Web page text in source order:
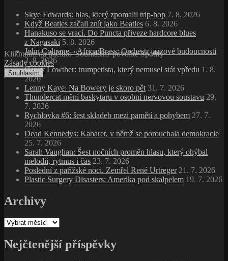
Kliknutím na tlačítko 'Souhlasím' povolíte Spotify
Zásady cookies
Souhlasím
Skye Edwards: hlas, který zpomalil trip‑hop 7. 8. 2026
Když Beatles začali znít jako Beatles 6. 8. 2026
Hanakuso se vrací. Do Puncta přiveze hardcore blues
z Nagasaki 5. 8. 2026
John Coltrane – Africa/Brass: Orchestr jazzové budoucnosti
2. 8. 2026
Henry Lowther: trumpetista, který nemusel stát vpředu 1. 8.
2026
Lenny Kaye: Na Bowery je skoro pět 31. 7. 2026
Thundercat mění baskytaru v osobní nervovou soustavu 29.
7. 2026
Rychlovka #6: šest skladeb mezi pamětí a pohybem 27. 7.
2026
Dead Kennedys: Kabaret, v němž se porouchala demokracie
25. 7. 2026
Sarah Vaughan: Šest nočních proměn hlasu, který ohýbal
melodii, rytmus i čas 23. 7. 2026
Poslední z pařížské noci. Zemřel René Urtreger 21. 7. 2026
Plastic Surgery Disasters: Amerika pod skalpelem 19. 7. 2026
Archivy
Archivy
Nejčtenější příspěvky